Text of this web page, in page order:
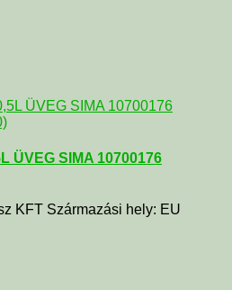
ÜVEG SIMA 10700176
KFT Származási hely: EU